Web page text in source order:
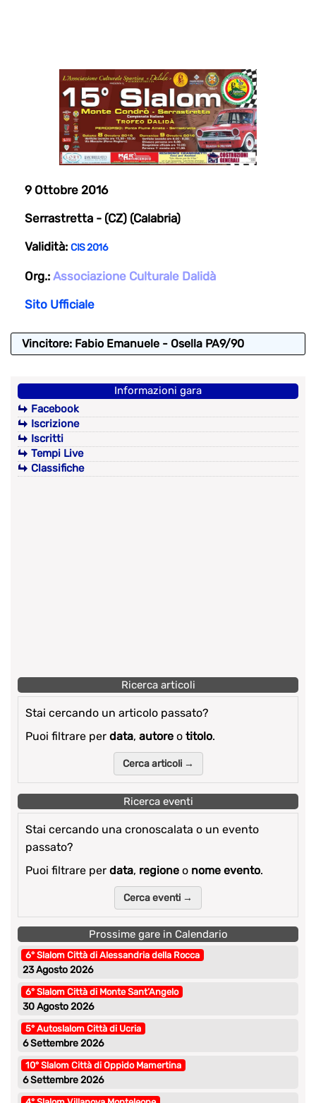
9 Ottobre 2016
Serrastretta - (CZ) (Calabria)
Validità: CIS 2016
Org.: Associazione Culturale Dalidà
Sito Ufficiale
Vincitore: Fabio Emanuele - Osella PA9/90
Informazioni gara
Facebook
Iscrizione
Iscritti
Tempi Live
Classifiche
Ricerca articoli
Stai cercando un articolo passato?
Puoi filtrare per data, autore o titolo.
Cerca articoli →
Ricerca eventi
Stai cercando una cronoscalata o un evento
passato?
Puoi filtrare per data, regione o nome evento.
Cerca eventi →
Prossime gare in Calendario
6° Slalom Città di Alessandria della Rocca
23 Agosto 2026
6° Slalom Città di Monte Sant’Angelo
30 Agosto 2026
5° Autoslalom Città di Ucria
6 Settembre 2026
10° Slalom Città di Oppido Mamertina
6 Settembre 2026